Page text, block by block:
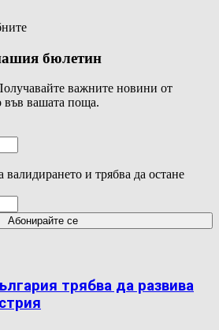
бюлетин
важните новини от
във вашата поща.
валидирането и трябва да остане
трябва да развива